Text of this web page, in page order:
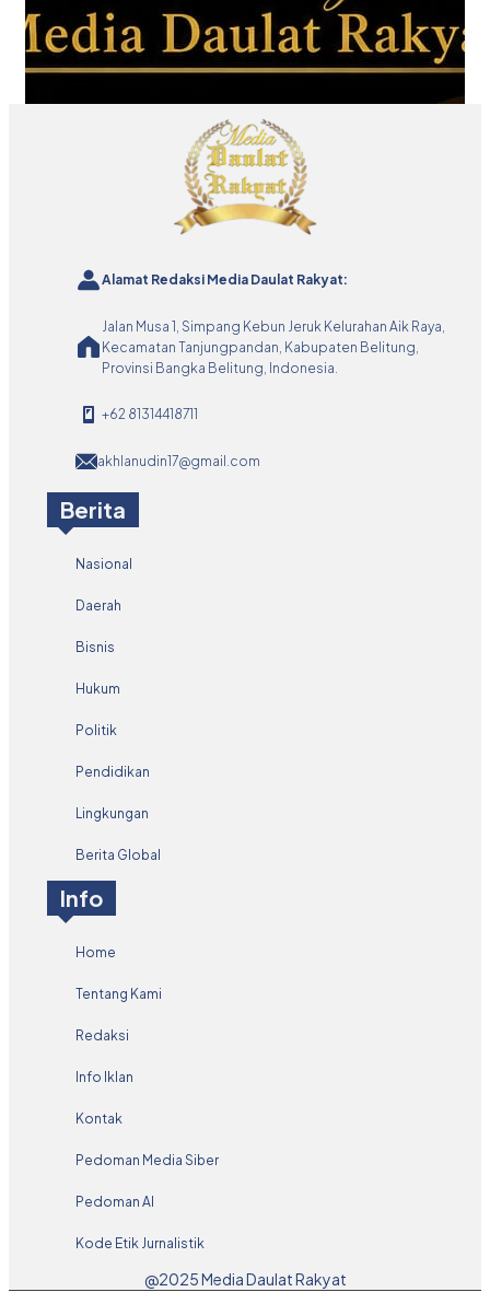
Alamat Redaksi Media Daulat Rakyat:
Jalan Musa 1, Simpang Kebun Jeruk Kelurahan Aik Raya,
Kecamatan Tanjungpandan, Kabupaten Belitung,
Provinsi Bangka Belitung, Indonesia.
+62 81314418711
akhlanudin17@gmail.com
Berita
Nasional
Daerah
Bisnis
Hukum
Politik
Pendidikan
Lingkungan
Berita Global
Info
Home
Tentang Kami
Redaksi
Info Iklan
Kontak
Pedoman Media Siber
Pedoman AI
Kode Etik Jurnalistik
@2025 Media Daulat Rakyat